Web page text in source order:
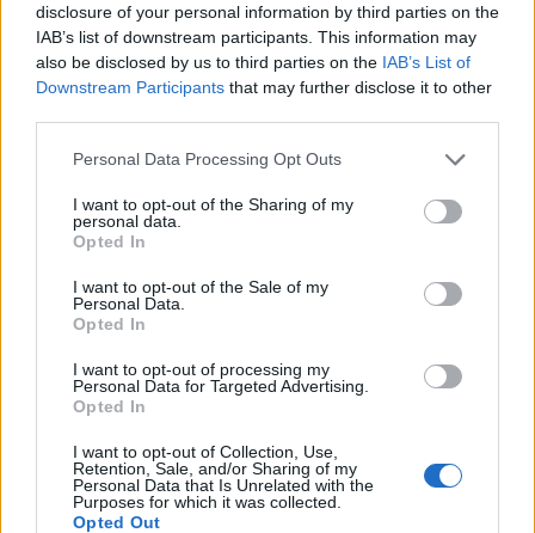
disclosure of your personal information by third parties on the
IAB’s list of downstream participants. This information may
also be disclosed by us to third parties on the IAB’s List of
Downstream Participants that may further disclose it to other
Personal Data Processing Opt Outs
I want to opt-out of the Sharing of my
personal data.
Opted In
I want to opt-out of the Sale of my
Personal Data.
Opted In
I want to opt-out of processing my
Personal Data for Targeted Advertising.
Opted In
I want to opt-out of Collection, Use,
Retention, Sale, and/or Sharing of my
Personal Data that Is Unrelated with the
Purposes for which it was collected.
Opted Out